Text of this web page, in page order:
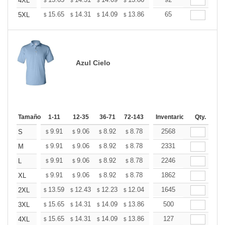
5XL
$ 15.65 $ 14.31 $ 14.09 $ 13.86 13.64
65
Azul Cielo
Tamaño 1-11 12-35 36-71 72-143 144-287 288 +
Inventario Qty.
S $ 9.91 $ 9.06 $ 8.92 $ 8.78 8.64
2568
M
$ 9.91 $ 9.06 $ 8.92 $ 8.78 8.64
2331
L
$ 9.91 $ 9.06 $ 8.92 $ 8.78 8.64
2246
XL
$ 9.91 $ 9.06 $ 8.92 $ 8.78 8.64
1862
2XL
$ 13.59 $ 12.43 $ 12.23 $ 12.04 11.85
1645
3XL
$ 15.65 $ 14.31 $ 14.09 $ 13.86 13.64
500
4XL
$ 15.65 $ 14.31 $ 14.09 $ 13.86 13.64
127